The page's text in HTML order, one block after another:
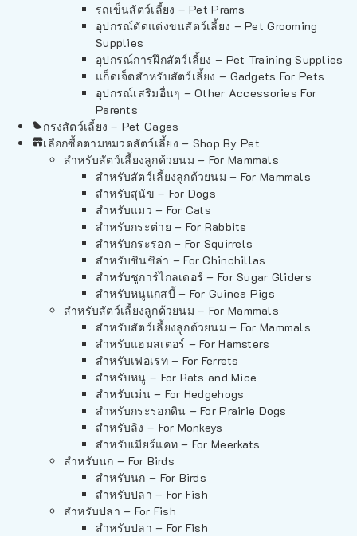
รถเข็นสัตว์เลี้ยง – Pet Prams
อุปกรณ์ตัดแต่งขนสัตว์เลี้ยง – Pet Grooming
Supplies
อุปกรณ์การฝึกสัตว์เลี้ยง – Pet Training Supplies
แก็ดเจ็ตสำหรับสัตว์เลี้ยง – Gadgets For Pets
อุปกรณ์เสริมอื่นๆ – Other Accessories For
Parents
กรงสัตว์เลี้ยง – Pet Cages
เลือกซื้อตามหมวดสัตว์เลี้ยง – Shop By Pet
สำหรับสัตว์เลี้ยงลูกด้วยนม – For Mammals
สำหรับสัตว์เลี้ยงลูกด้วยนม – For Mammals
สำหรับสุนัข – For Dogs
สำหรับแมว – For Cats
สำหรับกระต่าย – For Rabbits
สำหรับกระรอก – For Squirrels
สำหรับชินชิล่า – For Chinchillas
สำหรับชูการ์ไกลเดอร์ – For Sugar Gliders
สำหรับหนูแกสบี้ – For Guinea Pigs
สำหรับสัตว์เลี้ยงลูกด้วยนม – For Mammals
สำหรับสัตว์เลี้ยงลูกด้วยนม – For Mammals
สำหรับแฮมสเตอร์ – For Hamsters
สำหรับเฟอเรท – For Ferrets
สำหรับหนู – For Rats and Mice
สำหรับเม่น – For Hedgehogs
สำหรับกระรอกดิน – For Prairie Dogs
สำหรับลิง – For Monkeys
สำหรับเมียร์แคท – For Meerkats
สำหรับนก – For Birds
สำหรับนก – For Birds
สำหรับปลา – For Fish
สำหรับปลา – For Fish
สำหรับปลา – For Fish